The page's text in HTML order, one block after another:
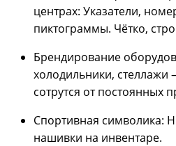
центрах: Указатели,
пиктограммы. Чётко,
Брендирование
холодильники,
сотрутся от постоянных
Спортивная символика:
нашивки на инвентаре.